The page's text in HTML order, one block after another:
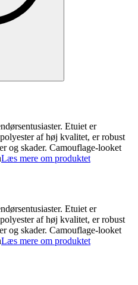
Etuiet er
af høj kvalitet, er robust
og skader. Camouflage-looket
Læs mere om produktet
Etuiet er
af høj kvalitet, er robust
og skader. Camouflage-looket
Læs mere om produktet